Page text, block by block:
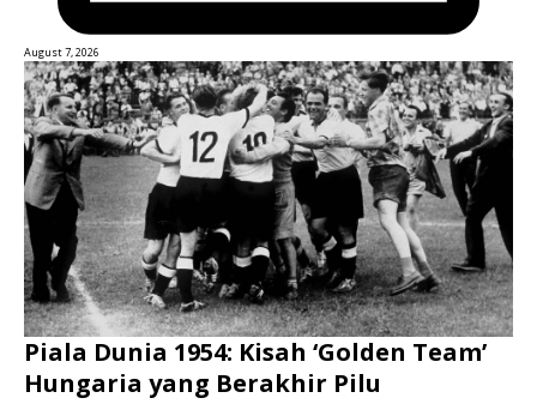
August 7, 2026
Piala Dunia 1954: Kisah ‘Golden Team’
Hungaria yang Berakhir Pilu